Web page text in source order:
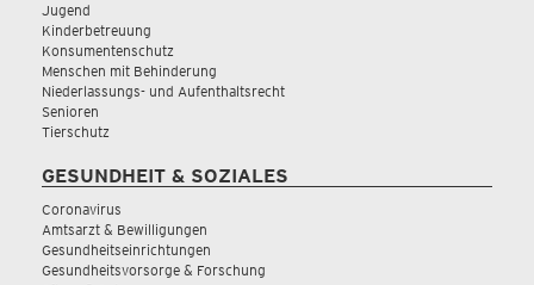
Jugend
Kinderbetreuung
Konsumentenschutz
Menschen mit Behinderung
Niederlassungs- und Aufenthaltsrecht
Senioren
Tierschutz
GESUNDHEIT & SOZIALES
Coronavirus
Amtsarzt & Bewilligungen
Gesundheitseinrichtungen
Gesundheitsvorsorge & Forschung